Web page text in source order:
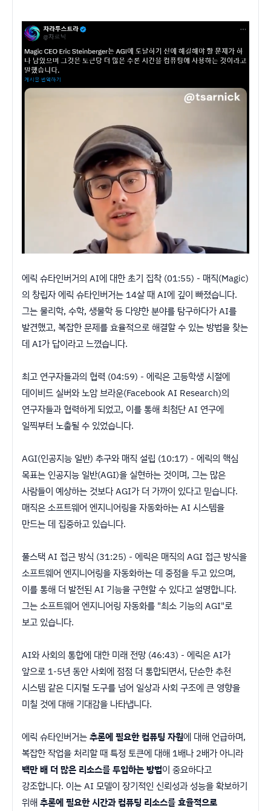
에릭 슈타인버거의 AI에 대한 초기 집착 (01:55) - 매직(Magic)
의 창립자 에릭 슈타인버거는 14살 때 AI에 깊이 빠졌습니다.
그는 물리학, 수학, 생물학 등 다양한 분야를 탐구하다가 AI를
발견했고, 복잡한 문제를 효율적으로 해결할 수 있는 방법을 찾는
데 AI가 답이라고 느꼈습니다.
최고 연구자들과의 협력 (04:59) - 에릭은 고등학생 시절에
데이비드 실버와 노암 브라운(Facebook AI Research)의
연구자들과 협력하게 되었고, 이를 통해 최첨단 AI 연구에
일찍부터 노출될 수 있었습니다.
AGI(인공지능 일반) 추구와 매직 설립 (10:17) - 에릭의 핵심
목표는 인공지능 일반(AGI)을 실현하는 것이며, 그는 많은
사람들이 예상하는 것보다 AGI가 더 가까이 있다고 믿습니다.
매직은 소프트웨어 엔지니어링을 자동화하는 AI 시스템을
만드는 데 집중하고 있습니다.
풀스택 AI 접근 방식 (31:25) - 에릭은 매직의 AGI 접근 방식을
소프트웨어 엔지니어링을 자동화하는 데 중점을 두고 있으며,
이를 통해 더 발전된 AI 기능을 구현할 수 있다고 설명합니다.
그는 소프트웨어 엔지니어링 자동화를 "최소 기능의 AGI"로
보고 있습니다.
AI와 사회의 통합에 대한 미래 전망 (46:43) - 에릭은 AI가
앞으로 1-5년 동안 사회에 점점 더 통합되면서, 단순한 추천
시스템 같은 디지털 도구를 넘어 일상과 사회 구조에 큰 영향을
미칠 것에 대해 기대감을 나타냅니다.
에릭 슈타인버거는추론에 필요한 컴퓨팅 자원에 대해 언급하며,
복잡한 작업을 처리할 때 특정 토큰에 대해 1배나 2배가 아니라
백만 배 더 많은 리소스를 투입하는 방법이 중요하다고
강조합니다. 이는 AI 모델이 장기적인 신뢰성과 성능을 확보하기
위해추론에 필요한 시간과 컴퓨팅 리소스를 효율적으로